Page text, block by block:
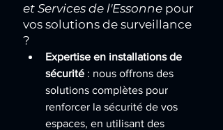
et Services de l'Essonne pour
vos solutions de surveillance
?
Expertise en installations de
sécurité : nous offrons des
solutions complètes pour
renforcer la sécurité de vos
espaces, en utilisant des